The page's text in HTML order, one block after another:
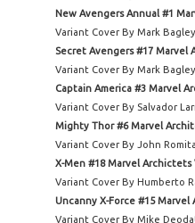
New Avengers Annual #1
Variant Cover By Mark Bagley
Secret Avengers #17 Marvel
Variant Cover By Mark Bagley
Captain America #3 Marvel
Variant Cover By Salvador
Mighty Thor #6 Marvel
Variant Cover By John
X-Men #18 Marvel Archictets
Variant Cover By Humberto
Uncanny X-Force #15
Variant Cover By Mike